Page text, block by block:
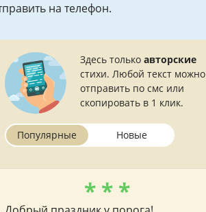
на телефон.
Здесь только авторские
стихи. Любой текст можно
отправить по смс или
скопировать в 1 клик.
Популярные Новые
* * *